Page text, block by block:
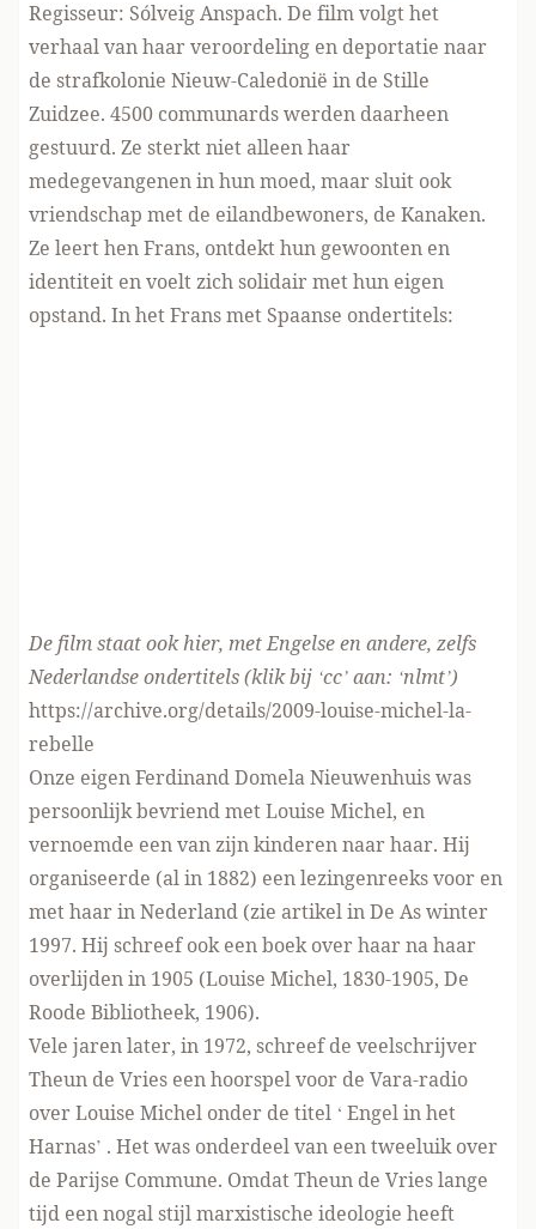
Regisseur: Sólveig Anspach. De film volgt het
verhaal van haar veroordeling en deportatie naar
de strafkolonie Nieuw-Caledonië in de Stille
Zuidzee. 4500 communards werden daarheen
gestuurd. Ze sterkt niet alleen haar
medegevangenen in hun moed, maar sluit ook
vriendschap met de eilandbewoners, de Kanaken.
Ze leert hen Frans, ontdekt hun gewoonten en
identiteit en voelt zich solidair met hun eigen
opstand. In het Frans met Spaanse ondertitels:
De film staat ook hier, met Engelse en andere, zelfs
Nederlandse ondertitels (klik bij ‘cc’ aan: ‘nlmt’)
https://archive.org/details/2009-louise-michel-la-
rebelle
Onze eigen Ferdinand Domela Nieuwenhuis was
persoonlijk bevriend met Louise Michel, en
vernoemde een van zijn kinderen naar haar. Hij
organiseerde (al in 1882) een lezingenreeks voor en
met haar in Nederland (zie artikel in De Aswinter
1997. Hij schreef ook een boek over haar na haar
overlijden in 1905 (Louise Michel, 1830-1905, De
Roode Bibliotheek, 1906).
Vele jaren later, in 1972, schreef de veelschrijver
Theun de Vries een hoorspel voor de Vara-radio
over Louise Michel onder de titel ‘ Engel in het
Harnas’ . Het was onderdeel van een tweeluik over
de Parijse Commune. Omdat Theun de Vries lange
tijd een nogal stijl marxistische ideologie heeft